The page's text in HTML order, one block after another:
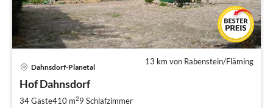
13 km von Rabenstein/Fläming
Dahnsdorf-Planetal
Hof Dahnsdorf
34 Gäste410 m29 Schlafzimmer